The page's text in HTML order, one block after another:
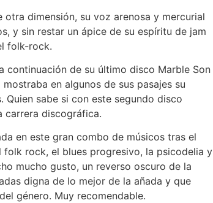
dimensión, su voz arenosa y mercurial
y sin restar un ápice de su espíritu de jam
folk-rock.
continuación de su último disco Marble Son
en algunos de sus pasajes su
sabe si con este segundo disco
carrera discográfica.
en este gran combo de músicos tras el
folk rock, el blues progresivo, la psicodelia y
mucho gusto, un reverso oscuro de la
digna de lo mejor de la añada y que
género. Muy recomendable.